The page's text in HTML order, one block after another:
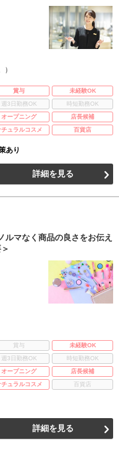
賞与
未経験OK
週3日勤務OK
時短勤務OK
オープニング
店長候補
チュラルコスメ 百貨店
あり
詳細を見る
ルマなく商品の良さをお伝え
賞与
未経験OK
週3日勤務OK
時短勤務OK
オープニング
店長候補
チュラルコスメ 百貨店
詳細を見る